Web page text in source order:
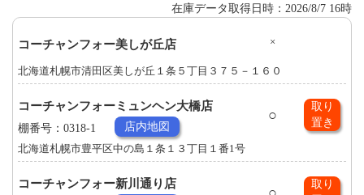
在庫データ取得日時：2026/8/7 16時
コーチャンフォー美しが丘店 ×
北海道札幌市清田区美しが丘１条５丁目３７５－１６０
コーチャンフォーミュンヘン大橋店
○
取り
置き
棚番号：0318-1 店内地図
北海道札幌市豊平区中の島１条１３丁目１番1号
コーチャンフォー新川通り店
取り